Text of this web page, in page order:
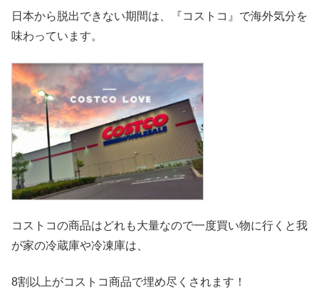
日本から脱出できない期間は、『コストコ』 で海外気分を
味わっています。
コストコの商品はどれも大量なので一度買い物に行くと我
が家の冷蔵庫や冷凍庫は、
8割以上がコストコ商品で埋め尽くされます！